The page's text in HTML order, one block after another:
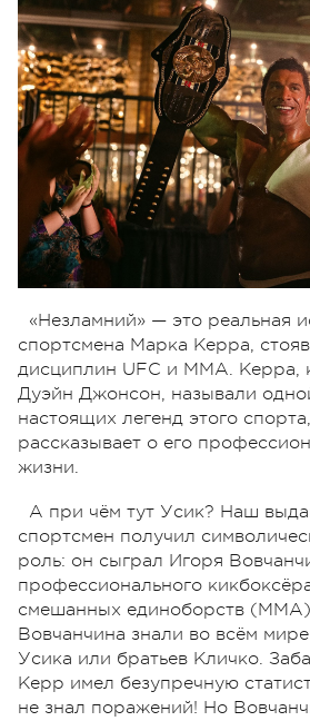
«Незламний» — это реальная
спортсмена Марка Керра,
дисциплин UFC и MMA. Керра,
Дуэйн Джонсон, называли
настоящих легенд этого
рассказывает о его
жизни.
А при чём тут Усик? Наш
спортсмен получил
роль: он сыграл Игоря
профессионального
смешанных единоборств
Вовчанчина знали во всём
Усика или братьев Кличко.
Керр имел безупречную
не знал поражений! Но